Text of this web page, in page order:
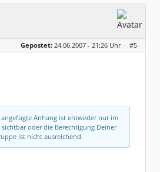
Gepostet: 24.06.2007 - 21:26 Uhr · #5
angefügte Anhang ist entweder nur im
oder die Berechtigung Deiner
ist nicht ausreichend.